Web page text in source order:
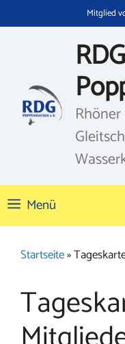
Inhalt
Mitglied
RDG
Menü
Startseite»